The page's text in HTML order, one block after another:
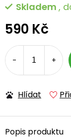
590 Kč
cena:
Skladem ,
Hlídat
Popis produktu